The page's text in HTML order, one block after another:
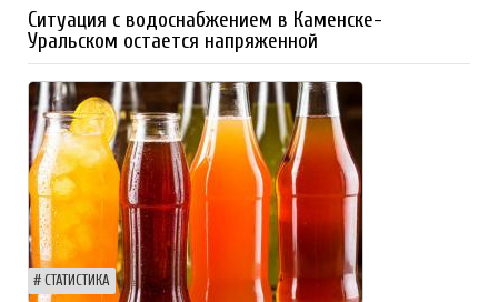
Ситуация с водоснабжением в Каменске-
Уральском остается напряженной
СТАТИСТИКА